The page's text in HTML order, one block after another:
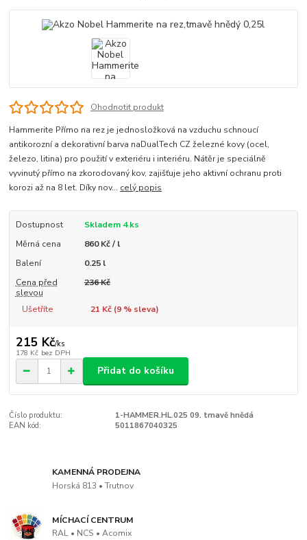
Ohodnotit produkt
Hammerite Přímo na rez je jednosložková na vzduchu schnoucí
antikorozní a dekorativní barva naDualTech CZ železné kovy (ocel,
železo, litina) pro použití v exteriéru i interiéru. Nátěr je speciálně
vyvinutý přímo na zkorodovaný kov, zajišťuje jeho aktivní ochranu proti
korozi až na 8 let. Díky nov... celý popis
Dostupnost
Skladem 4 ks
Měrná cena
860 Kč / l
Balení
0.25 l
Cena před
slevou
236 Kč
Ušetříte 21 Kč (9% sleva)
215 Kč/ks
178 Kč bez DPH
Přidat do košíku
Číslo produktu:
1-HAMMER.HL.025 09. tmavě hnědá
EAN kód:
5011867040325
KAMENNÁ PRODEJNA
Horská 813 • Trutnov
MÍCHACÍ CENTRUM
RAL • NCS • Acomix